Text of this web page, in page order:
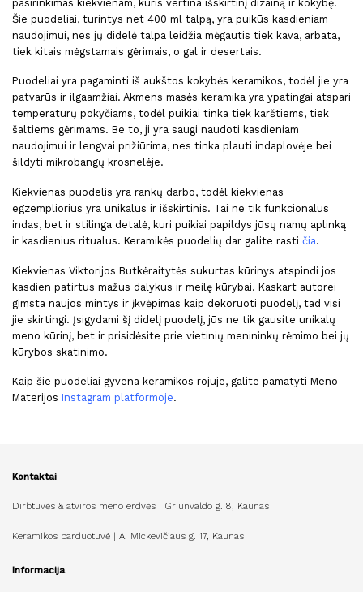
pasirinkimas kiekvienam, kuris vertina išskirtinį dizainą ir kokybę.
Šie puodeliai, turintys net 400 ml talpą, yra puikūs kasdieniam
naudojimui, nes jų didelė talpa leidžia mėgautis tiek kava, arbata,
tiek kitais mėgstamais gėrimais, o gal ir desertais.
Puodeliai yra pagaminti iš aukštos kokybės keramikos, todėl jie yra
patvarūs ir ilgaamžiai. Akmens masės keramika yra ypatingai atspari
temperatūrų pokyčiams, todėl puikiai tinka tiek karštiems, tiek
šaltiems gėrimams. Be to, ji yra saugi naudoti kasdieniam
naudojimui ir lengvai prižiūrima, nes tinka plauti indaplovėje bei
šildyti mikrobangų krosnelėje.
Kiekvienas puodelis yra rankų darbo, todėl kiekvienas
egzempliorius yra unikalus ir išskirtinis. Tai ne tik funkcionalus
indas, bet ir stilinga detalė, kuri puikiai papildys jūsų namų aplinką
ir kasdienius ritualus. Keramikės puodelių dar galite rasti čia.
Kiekvienas Viktorijos Butkėraitytės sukurtas kūrinys atspindi jos
kasdien patirtus mažus dalykus ir meilę kūrybai. Kaskart autorei
gimsta naujos mintys ir įkvėpimas kaip dekoruoti puodelį, tad visi
jie skirtingi. Įsigydami šį didelį puodelį, jūs ne tik gausite unikalų
meno kūrinį, bet ir prisidėsite prie vietinių menininkų rėmimo bei jų
kūrybos skatinimo.
Kaip šie puodeliai gyvena keramikos rojuje, galite pamatyti Meno
Materijos Instagram platformoje.
Kontaktai
Dirbtuvės & atviros meno erdvės | Griunvaldo g. 8, Kaunas
Keramikos parduotuvė | A. Mickevičiaus g. 17, Kaunas
Informacija